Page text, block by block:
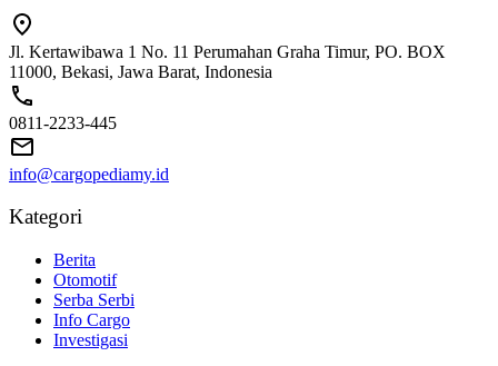
Jl. Kertawibawa 1 No. 11 Perumahan Graha Timur, PO. BOX
11000, Bekasi, Jawa Barat, Indonesia
0811-2233-445
info@cargopediamy.id
Kategori
Berita
Otomotif
Serba Serbi
Info Cargo
Investigasi